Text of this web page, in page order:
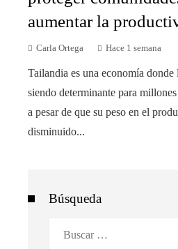
aumentar la
Carla Ortega Hace 1 semana
Tailandia es una economía
siendo determinante para
a pesar de que su peso en el
disminuido...
Búsqueda